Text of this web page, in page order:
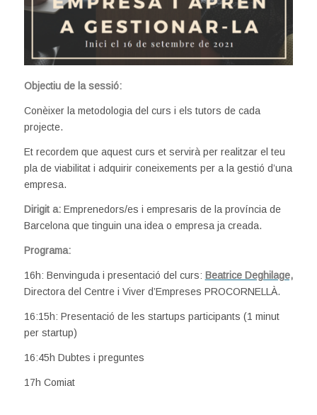
Objectiu de la sessió:
Conèixer la metodologia del curs i els tutors de cada
projecte.
Et recordem que aquest curs et servirà per realitzar el teu
pla de viabilitat i adquirir coneixements per a la gestió d’una
empresa.
Dirigit a: Emprenedors/es i empresaris de la província de
Barcelona que tinguin una idea o empresa ja creada.
Programa:
16h: Benvinguda i presentació del curs: Beatrice Deghilage,
Directora del Centre i Viver d’Empreses PROCORNELLÀ.
16:15h: Presentació de les startups participants (1 minut
per startup)
16:45h Dubtes i preguntes
17h Comiat